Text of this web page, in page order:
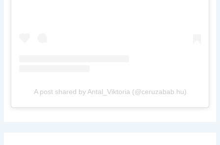
A post shared by Antal_Viktoria (@ceruzabab.hu)